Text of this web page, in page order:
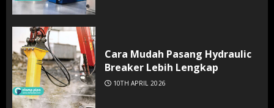
Cara Mudah Pasang Hydraulic
Breaker Lebih Lengkap
10TH APRIL 2026